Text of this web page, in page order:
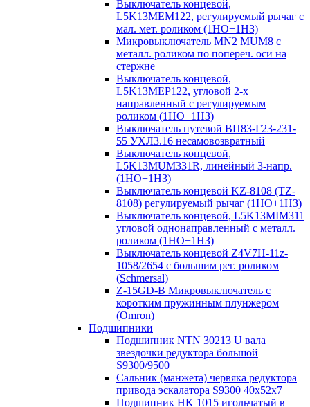
Выключатель концевой,
L5K13MEM122, регулируемый рычаг с
мал. мет. роликом (1НО+1НЗ)
Микровыключатель MN2 MUM8 с
металл. роликом по попереч. оси на
стержне
Выключатель концевой,
L5K13MEP122, угловой 2-х
направленный с регулируемым
роликом (1НО+1НЗ)
Выключатель путевой ВП83-Г23-231-
55 УХЛ3.16 несамовозвратный
Выключатель концевой,
L5K13MUM331R, линейный 3-напр.
(1НО+1НЗ)
Выключатель концевой KZ-8108 (TZ-
8108) регулируемый рычаг (1НО+1НЗ)
Выключатель концевой, L5K13MIM311
угловой однонаправленный с металл.
роликом (1НО+1НЗ)
Выключатель концевой Z4V7H-11z-
1058/2654 с большим рег. роликом
(Schmersal)
Z-15GD-B Микровыключатель с
коротким пружинным плунжером
(Omron)
Подшипники
Подшипник NTN 30213 U вала
звездочки редуктора большой
S9300/9500
Сальник (манжета) червяка редуктора
привода эскалатора S9300 40х52х7
Подшипник HK 1015 игольчатый в